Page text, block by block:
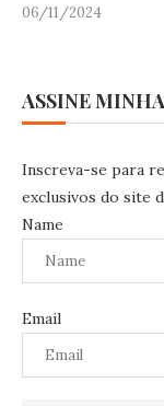
06/11/2024
ASSINE
Inscreva-se para
exclusivos do site
Name
Email